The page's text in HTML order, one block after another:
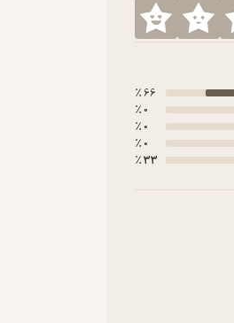
66 ٪
0 ٪
0 ٪
0 ٪
33 ٪